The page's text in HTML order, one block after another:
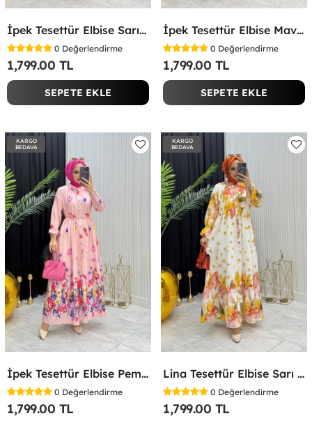
İpek Tesettür Elbise Sarı Sarı
0 Değerlendirme
1,799.00 TL
SEPETE EKLE
İpek Tesettür Elbise Mavi Mavi
0 Değerlendirme
1,799.00 TL
SEPETE EKLE
KARGO
BEDAVA
İpek Tesettür Elbise Pembe Pembe
0 Değerlendirme
1,799.00 TL
KARGO
BEDAVA
Lina Tesettür Elbise Sarı Sarı
0 Değerlendirme
1,799.00 TL